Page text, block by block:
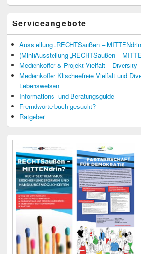
Serviceangebote
Ausstellung „RECHTSaußen –
(Mini)Ausstellung „RECHTSaußen –
Medienkoffer & Projekt Vielfalt – Diversity
Medienkoffer Klischeefreie Vielfalt und
Lebensweisen
Informations- und Beratungsguide
Fremdwörterbuch gesucht?
Ratgeber